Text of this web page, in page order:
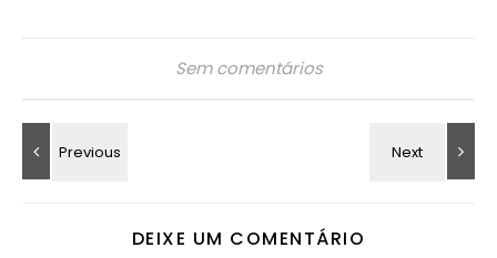
Sem comentários
DEIXE UM COMENTÁRIO